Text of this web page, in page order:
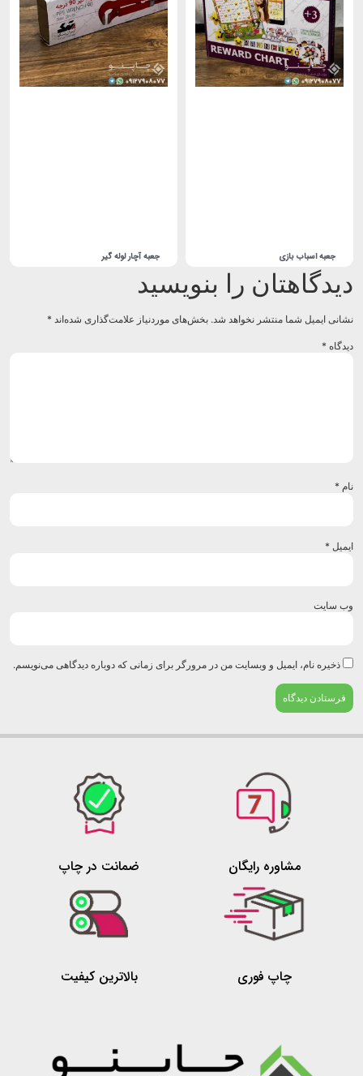
جعبه اسباب بازی جعبه آچار لوله گیر
را بنویسید
ایمیل شما منتشر نخواهد شد. بخش‌های موردنیاز علامت‌گذاری شده‌اند*
*
*
*
سایت
ذخیره نام، ایمیل و وبسایت من در مرورگر برای زمانی که دوباره دیدگاهی می‌نویسم.
مشاوره رایگان ضمانت در چاپ
چاپ فوری بالاترین کیفیت